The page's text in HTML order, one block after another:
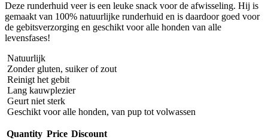
Deze runderhuid veer is een leuke snack voor de afwisseling. Hij is
gemaakt van 100% natuurlijke runderhuid en is daardoor goed voor
de gebitsverzorging en geschikt voor alle honden van alle
levensfases!
Natuurlijk
Zonder gluten, suiker of zout
Reinigt het gebit
Lang kauwplezier
Geurt niet sterk
Geschikt voor alle honden, van pup tot volwassen
Quantity Price Discount